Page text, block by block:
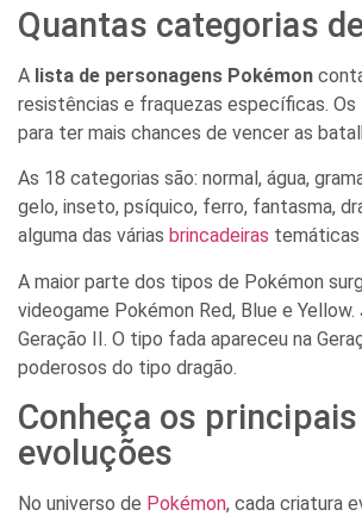
Quantas categorias
A lista de personagens Pokémon
resistências e fraquezas específicas.
para ter mais chances de vencer as
As 18 categorias são: normal, água,
gelo, inseto, psíquico, ferro, fantasma,
alguma das várias brincadeiras temáticas
A maior parte dos tipos de Pokémon
videogame Pokémon Red, Blue e
Geração II. O tipo fada apareceu na
poderosos do tipo dragão.
Conheça os
evoluções
No universo de Pokémon, cada criatura